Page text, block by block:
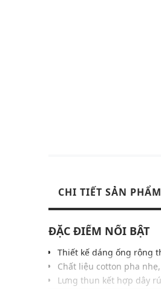
CHI TIẾT SẢN PHẨM
ĐẶC ĐIỂM NỔI BẬT
Thiết kế dáng ống rộng
Chất liệu cotton pha
Lưng thun kết hợp dây